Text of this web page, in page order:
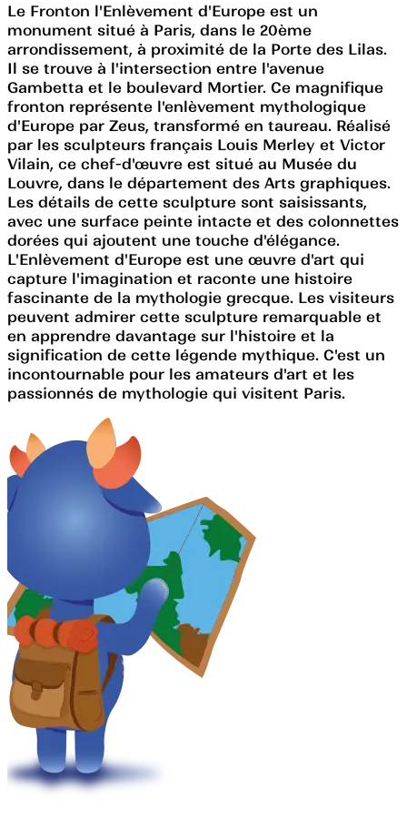
Le Fronton l'Enlèvement d'Europe est un
monument situé à Paris, dans le 20ème
arrondissement, à proximité de la Porte des Lilas.
Il se trouve à l'intersection entre l'avenue
Gambetta et le boulevard Mortier. Ce magnifique
fronton représente l'enlèvement mythologique
d'Europe par Zeus, transformé en taureau. Réalisé
par les sculpteurs français Louis Merley et Victor
Vilain, ce chef-d'œuvre est situé au Musée du
Louvre, dans le département des Arts graphiques.
Les détails de cette sculpture sont saisissants,
avec une surface peinte intacte et des colonnettes
dorées qui ajoutent une touche d'élégance.
L'Enlèvement d'Europe est une œuvre d'art qui
capture l'imagination et raconte une histoire
fascinante de la mythologie grecque. Les visiteurs
peuvent admirer cette sculpture remarquable et
en apprendre davantage sur l'histoire et la
signification de cette légende mythique. C'est un
incontournable pour les amateurs d'art et les
passionnés de mythologie qui visitent Paris.